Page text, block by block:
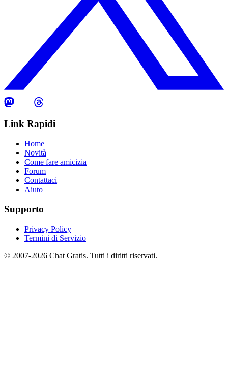
Link Rapidi
Home
Novità
Come fare amicizia
Forum
Contattaci
Aiuto
Supporto
Privacy Policy
Termini di Servizio
© 2007-2026 Chat Gratis. Tutti i diritti riservati.